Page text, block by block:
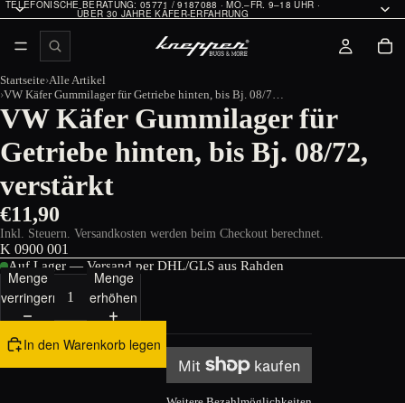
TELEFONISCHE BERATUNG: 05771 / 9187088 · MO.–FR. 9–18 UHR ·
ÜBER 30 JAHRE KÄFER-ERFAHRUNG
Startseite Alle Artikel
VW Käfer Gummilager für Getriebe hinten, bis Bj. 08/72, verstärkt
VW Käfer Gummilager für
Getriebe hinten, bis Bj. 08/72,
verstärkt
€11,90
Inkl. Steuern. Versandkosten werden beim Checkout berechnet.
K 0900 001
Auf Lager — Versand per DHL/GLS aus Rahden
Menge
verringern
Menge
erhöhen
In den Warenkorb legen